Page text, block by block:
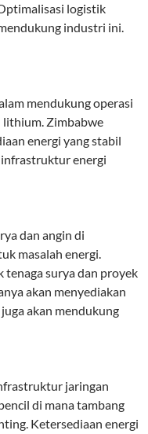
logistik
industri ini.
mendukung operasi
lithium. Zimbabwe
energi yang stabil
infrastruktur energi
dan angin di
masalah energi.
surya dan proyek
akan menyediakan
akan mendukung
jaringan
di mana tambang
Ketersediaan energi